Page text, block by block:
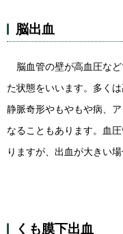
脳出血
脳血管の壁が高血圧な
た状態をいいます。多く
静脈奇形やもやもや病、
なることもあります。血
りますが、出血が大きい
くも膜下出血